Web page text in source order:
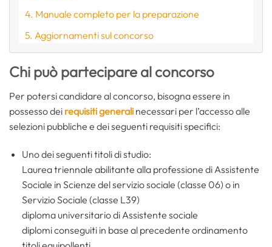
Manuale completo per la preparazione
Aggiornamenti sul concorso
Chi può partecipare al concorso
Per potersi candidare al concorso, bisogna essere in
possesso dei requisiti generali necessari per l’accesso alle
selezioni pubbliche e dei seguenti requisiti specifici:
Uno dei seguenti titoli di studio:
Laurea triennale abilitante alla professione di Assistente
Sociale in Scienze del servizio sociale (classe 06) o in
Servizio Sociale (classe L39)
diploma universitario di Assistente sociale
diplomi conseguiti in base al precedente ordinamento